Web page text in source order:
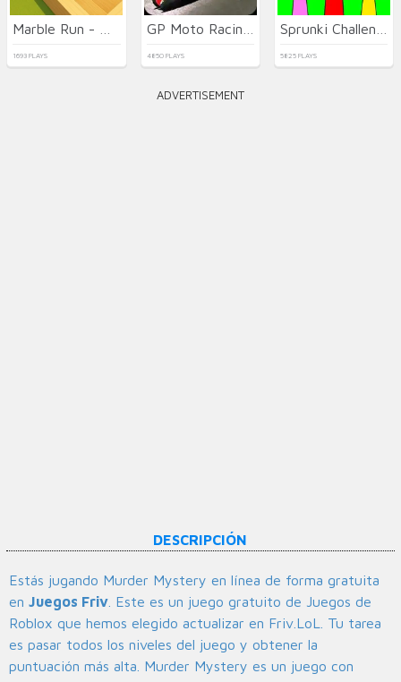
1693 PLAYS 4850 PLAYS 5825 PLAYS
ADVERTISEMENT
DESCRIPCIÓN
Estás jugando Murder Mystery en línea de forma gratuita
en Juegos Friv . Este es un juego gratuito de Juegos de
Roblox que hemos elegido actualizar en Friv.LoL. Tu tarea
es pasar todos los niveles del juego y obtener la
puntuación más alta. Murder Mystery es un juego con